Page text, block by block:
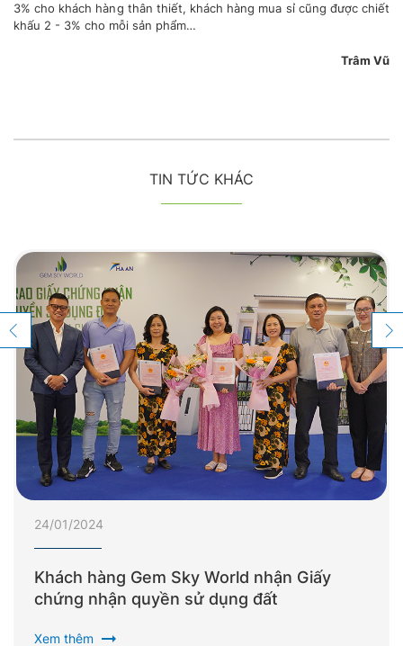
3% cho khách hàng thân thiết, khách hàng mua sỉ cũng được chiết
khấu 2 - 3% cho mỗi sản phẩm…
Trâm Vũ
TIN TỨC KHÁC
24/01/2024
Khách hàng Gem Sky World nhận Giấy
chứng nhận quyền sử dụng đất
Xem thêm arrow_right_alt